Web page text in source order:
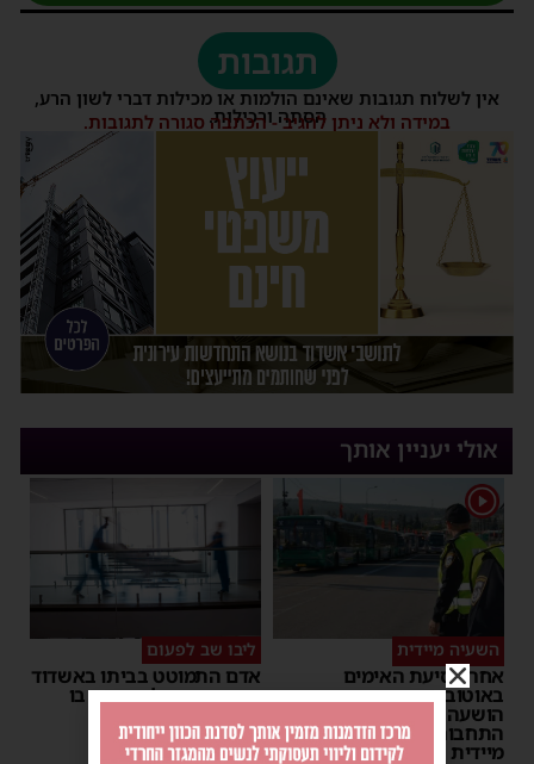
תגובות
אין לשלוח תגובות שאינם הולמות או מכילות דברי לשון הרע,
הסתה ורכילות.
במידה ולא ניתן להגיב - הכתבה סגורה לתגובות.
אולי יעניין אותך
1
השעיה מיידית
אחרי נסיעת האימים
באוטובוס מאשדוד: הנהג
הושעה מתפקידו – משרד
התחבורה הורה על בדיקה
מיידית
ליבו שב לפעום
אדם התמוטט בביתו באשדוד
– כוחות ההצלה ביצעו בו
מנחם דויטש |
17:35